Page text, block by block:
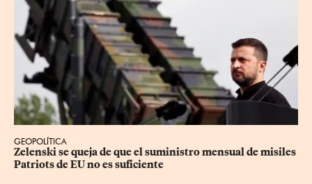
GEOPOLÍTICA
Zelenski se queja de que el suministro mensual de misiles
Patriots de EU no es suficiente